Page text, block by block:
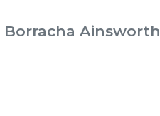
Ainsworth